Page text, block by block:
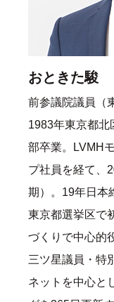
おときた駿
前参議院議員（
1983年東京都北
部卒業。LVMH
プ社員を経て、
期）。19年日本
東京都選挙区で
づくりで中心的
三ツ星議員・特
ネットを中心と